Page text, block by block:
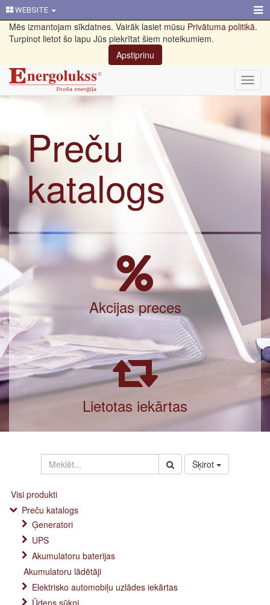
WEBSITE
Mēs izmantojam sīkdatnes. Vairāk lasiet mūsu Privātuma politikā.
Turpinot lietot šo lapu Jūs piekrītat šiem noteikumiem.
Apstiprinu
Preču
katalogs
Akcijas preces
Lietotas iekārtas
Šķirot
Visi produkti
Preču katalogs
Ģeneratori
UPS
Akumulatoru baterijas
Akumulatoru lādētāji
Elektrisko automobiļu uzlādes iekārtas
Ūdens sūkņi